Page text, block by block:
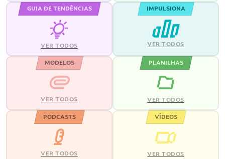
GUIA DE TENDÊNCIAS
VER TODOS
IMPULSIONA
VER TODOS
MODELOS
VER TODOS
PLANILHAS
VER TODOS
PODCASTS
VER TODOS
VÍDEOS
VER TODOS